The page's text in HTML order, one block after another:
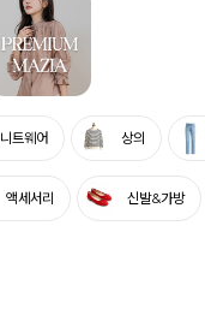
니트웨어 상의
액세서리 신발&가방